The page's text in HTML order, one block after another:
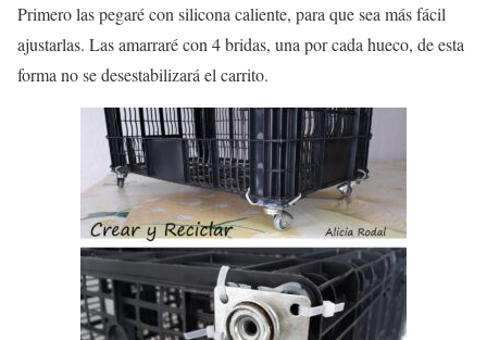
Primero las pegaré con silicona caliente, para que sea más fácil
ajustarlas. Las amarraré con 4 bridas, una por cada hueco, de esta
forma no se desestabilizará el carrito.